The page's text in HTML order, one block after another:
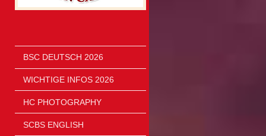
BSC DEUTSCH 2026
WICHTIGE INFOS 2026
HC PHOTOGRAPHY
SCBS ENGLISH